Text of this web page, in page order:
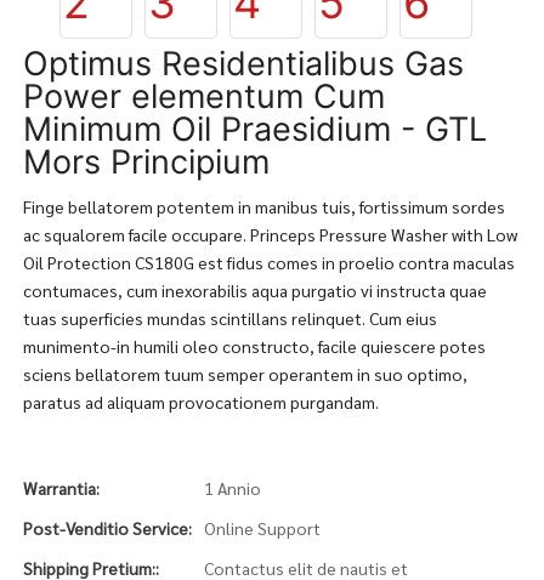
Optimus Residentialibus Gas
Power elementum Cum
Minimum Oil Praesidium - GTL
Mors Principium
Finge bellatorem potentem in manibus tuis, fortissimum sordes
ac squalorem facile occupare. Princeps Pressure Washer with Low
Oil Protection CS180G est fidus comes in proelio contra maculas
contumaces, cum inexorabilis aqua purgatio vi instructa quae
tuas superficies mundas scintillans relinquet. Cum eius
munimento-in humili oleo constructo, facile quiescere potes
sciens bellatorem tuum semper operantem in suo optimo,
paratus ad aliquam provocationem purgandam.
Warrantia:
1 Annio
Post-Venditio Service:
Online Support
Shipping Pretium::
Contactus elit de nautis et